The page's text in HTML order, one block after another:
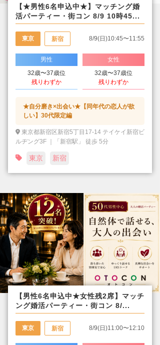
【★男性6名申込中★】マッチング婚
活パーティー・街コン 8/9 10時45...
東京 新宿 8/9(日)10:45〜11:55
男性
32歳〜37歳位
残りわずか
女性
32歳〜37歳位
残りわずか
★自分磨き×出会い★【同年代の恋人が欲
しい】30代限定編
東京都新宿区新宿5丁目17-14 テイケイ新宿ビ
ルヂング3F ｜「新宿駅」 徒歩 5分
東京 新宿
【男性6名申込中★女性残2席】マッチ
ング婚活パーティー・街コン 8/...
東京 新宿 8/9(日)11:00〜12:10